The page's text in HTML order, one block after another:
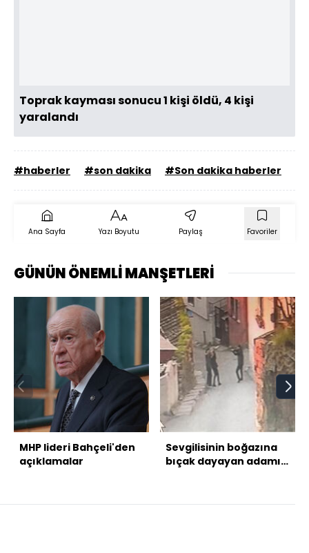
Toprak kayması sonucu 1 kişi öldü, 4 kişi
yaralandı
#haberler #son dakika #Son dakika haberler
Ana Sayfa Yazı Boyutu Paylaş Favoriler
GÜNÜN ÖNEMLİ MANŞETLERİ
MHP lideri Bahçeli'den
açıklamalar
Sevgilisinin boğazına
bıçak dayayan adamı